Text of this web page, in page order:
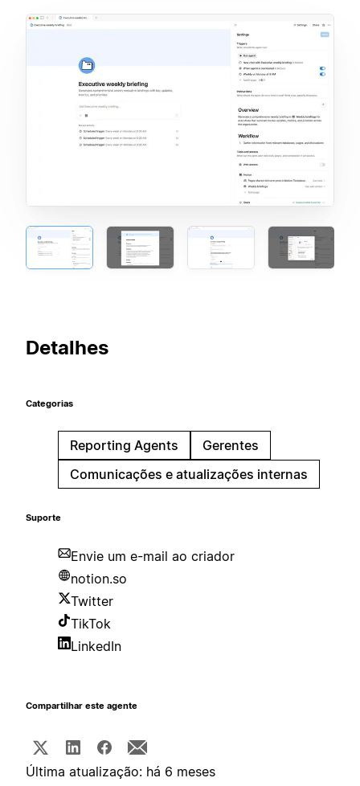
Detalhes
Categorias
Reporting Agents
Gerentes
Comunicações e atualizações internas
Suporte
Envie um e-mail ao criador
notion.so
Twitter
TikTok
LinkedIn
Compartilhar este agente
Última atualização: há 6 meses